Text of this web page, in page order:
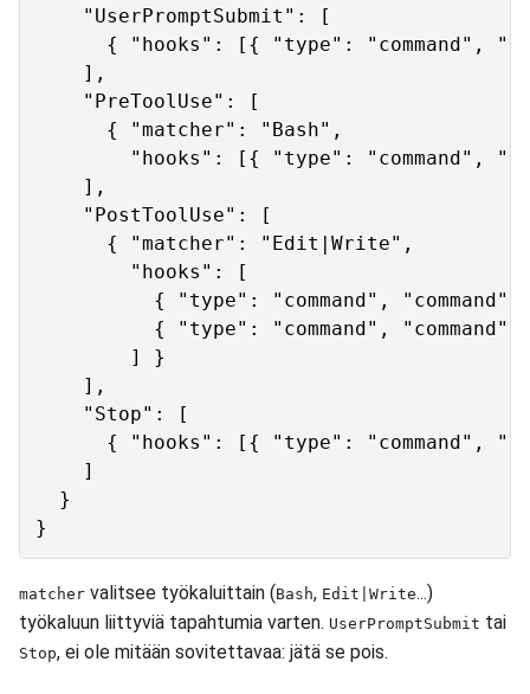
    "UserPromptSubmit": [
{ "hooks": [{ "type": "command",
    ],
    "PreToolUse": [
      { "matcher": "Bash",
"hooks": [{ "type": "command",
    ],
    "PostToolUse": [
      { "matcher": "Edit|Write",
        "hooks": [
{ "type": "command",
{ "type": "command",
        ] }
    ],
    "Stop": [
{ "hooks": [{ "type": "command",
    ]
  }
matcher valitsee työkaluittain (Bash, Edit|Write...)
työkaluun liittyviä tapahtumia varten. UserPromptSubmit tai
Stop, ei ole mitään sovitettavaa: jätä se pois.